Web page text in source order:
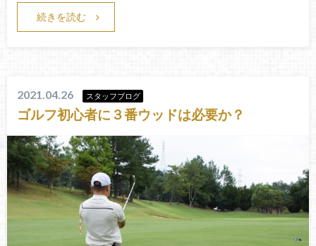
続きを読む
2021.04.26 スタッフブログ
ゴルフ初心者に３番ウッドは必要か？